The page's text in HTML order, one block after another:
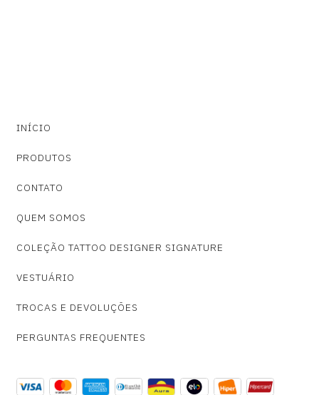
INÍCIO
PRODUTOS
CONTATO
QUEM SOMOS
COLEÇÃO TATTOO DESIGNER SIGNATURE
VESTUÁRIO
TROCAS E DEVOLUÇÕES
PERGUNTAS FREQUENTES